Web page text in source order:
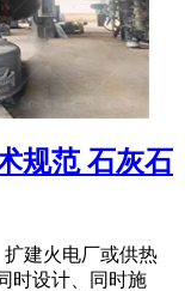
规范 石灰石
扩建火电厂或供热
时设计、同时施